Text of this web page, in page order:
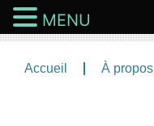
Accueil À propos
MENU